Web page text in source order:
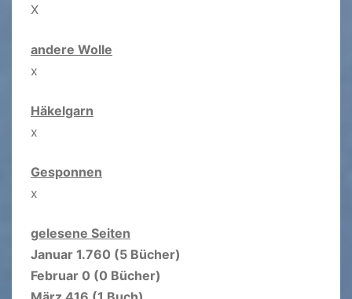
X
andere Wolle
x
Häkelgarn
x
Gesponnen
x
gelesene Seiten
Januar 1.760 (5 Bücher)
Februar 0 (0 Bücher)